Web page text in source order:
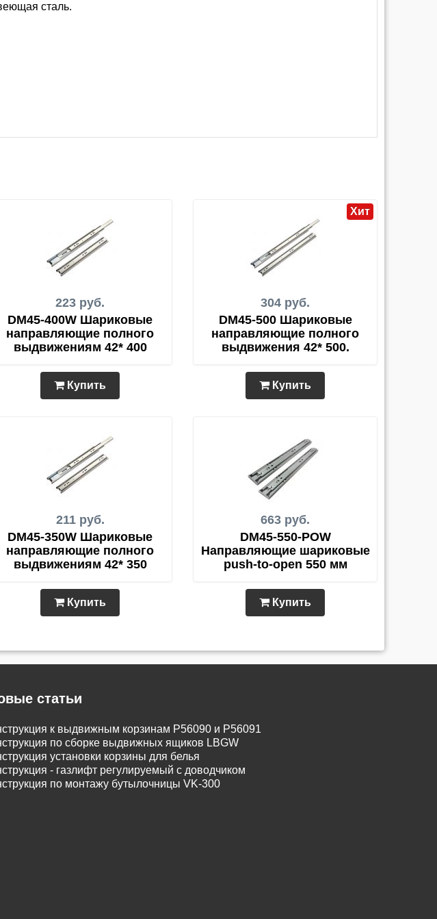
сталь.
223 руб.
DM45-400W Шариковые
направляющие полного
выдвижениям 42* 400
Купить
304 руб.
Хит
DM45-500 Шариковые
направляющие полного
выдвижения 42* 500.
Купить
211 руб.
DM45-350W Шариковые
направляющие полного
выдвижениям 42* 350
Купить
663 руб.
DM45-550-POW
Направляющие шариковые
push-to-open 550 мм
Купить
статьи
к выдвижным корзинам P56090 и P56091
по сборке выдвижных ящиков LBGW
установки корзины для белья
- газлифт регулируемый с доводчиком
по монтажу бутылочницы VK-300